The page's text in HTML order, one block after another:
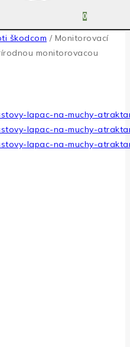
0
škodcom / Monitorovací
monitorovacou